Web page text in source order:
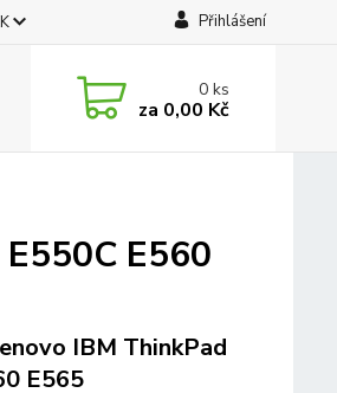
Přihlášení
0ks
za 0,00 Kč
E560
IBM ThinkPad
E565